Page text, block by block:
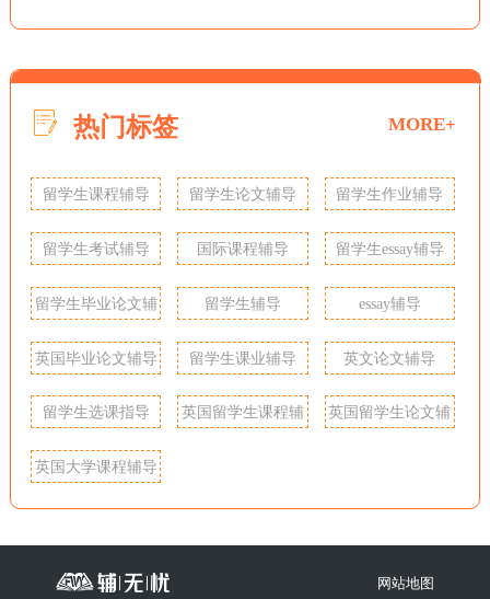
热门标签 MORE+
留学生课程辅导 留学生论文辅导 留学生作业辅导
留学生考试辅导 国际课程辅导 留学生essay辅导
留学生毕业论文辅
留学生辅导 essay辅导
英国毕业论文辅导 留学生课业辅导 英文论文辅导
留学生选课指导
英国留学生课程辅
英国留学生论文辅
英国大学课程辅导
网站地图